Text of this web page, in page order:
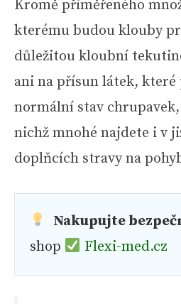
Kromě přiměřeného
kterému budou klouby
důležitou kloubní
ani na přísun látek,
normální stav
nichž mnohé najdete i v
doplňcích stravy na
Nakupujte
shop
Flexi-med.cz